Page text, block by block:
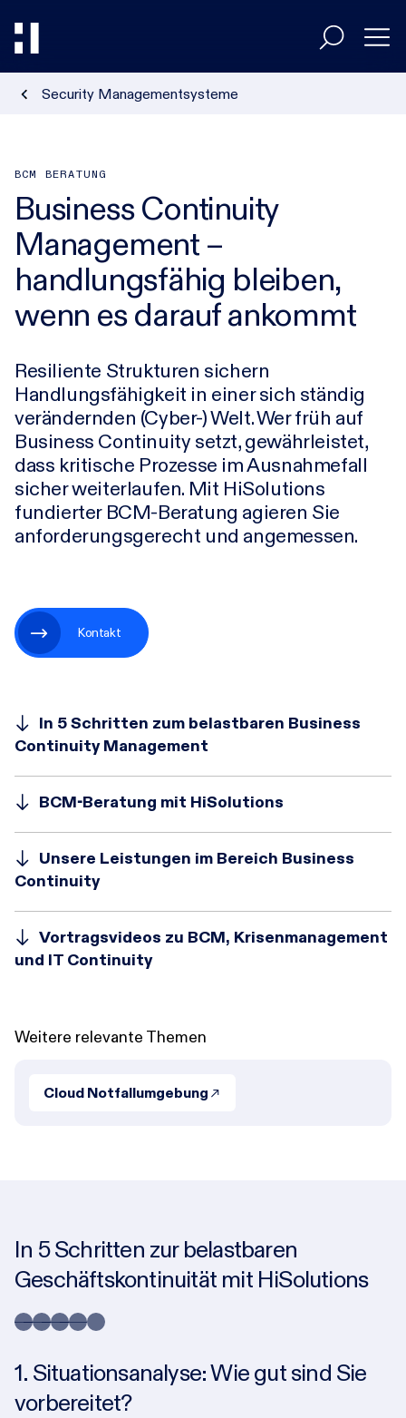
Umsetzer
Branchen
HiAcademy
Magazin
Karriere
Research-Blog
Kontakt
Security Managementsysteme
BCM BERATUNG
Business Continuity
Management –
handlungsfähig bleiben,
wenn es darauf ankommt
Resiliente Strukturen sichern
Handlungsfähigkeit in einer sich ständig
verändernden (Cyber-) Welt. Wer früh auf
Business Continuity setzt, gewährleistet,
dass kritische Prozesse im Ausnahmefall
sicher weiterlaufen. Mit HiSolutions
fundierter BCM-Beratung agieren Sie
anforderungsgerecht und angemessen.
Kontakt
In 5 Schritten zum belastbaren Business
Continuity Management
BCM-Beratung mit HiSolutions
Unsere Leistungen im Bereich Business
Continuity
Vortragsvideos zu BCM, Krisenmanagement
und IT Continuity
Weitere relevante Themen
Cloud Notfallumgebung
In 5 Schritten zur belastbaren
Geschäftskontinuität mit HiSolutions
1. Situationsanalyse: Wie gut sind Sie
vorbereitet?